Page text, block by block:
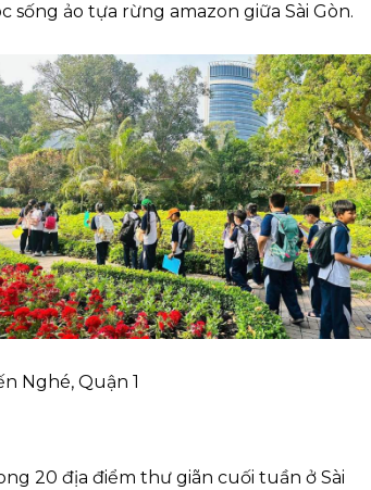
sống ảo tựa rừng amazon giữa Sài Gòn.
Nghé, Quận 1
20 địa điểm thư giãn cuối tuần ở Sài